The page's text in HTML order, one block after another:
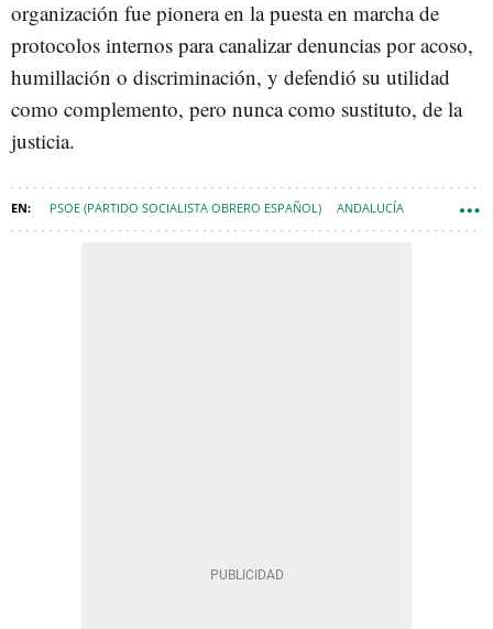
organización fue pionera en la puesta en marcha de
protocolos internos para canalizar denuncias por acoso,
humillación o discriminación, y defendió su utilidad
como complemento, pero nunca como sustituto, de la
justicia.
PSOE (PARTIDO SOCIALISTA OBRERO ESPAÑOL) ANDALUCÍA